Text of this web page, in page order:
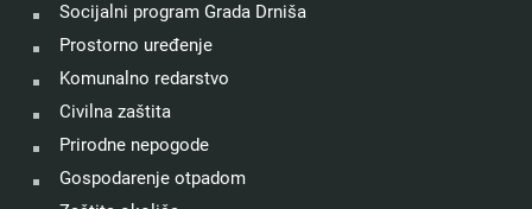
Socijalni program Grada Drniša
Prostorno uređenje
Komunalno redarstvo
Civilna zaštita
Prirodne nepogode
Gospodarenje otpadom